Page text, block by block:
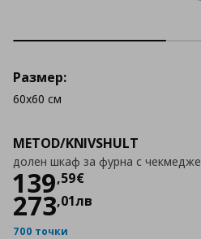
METOD/KNIVSHULT
долен шкаф за фурна с чекмедже
139,59€
Цена
273,01лв
700 точки
Размер:
60x60 см